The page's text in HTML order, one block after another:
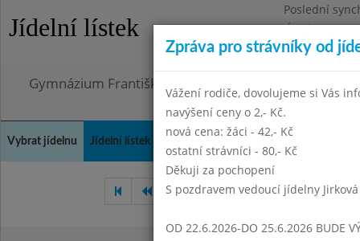
Jídelní lístek
Poslední
Úterý
Omezení
Gymnázium Františka Palackého, Neratovice,
Vybrat jídelnu Jídelní lístek
Září 2021 Říjen 2021
Zpráva pro strávníky od
Vážení rodiče, dovolujeme si Vás
navýšení ceny o 2,- Kč.
nová cena: žáci - 42,- Kč
ostatní strávníci - 80,- Kč
Děkuji za pochopení
S pozdravem vedoucí jídelny Jirková
OD 22.6.2026-DO 25.6.2026 BUDE